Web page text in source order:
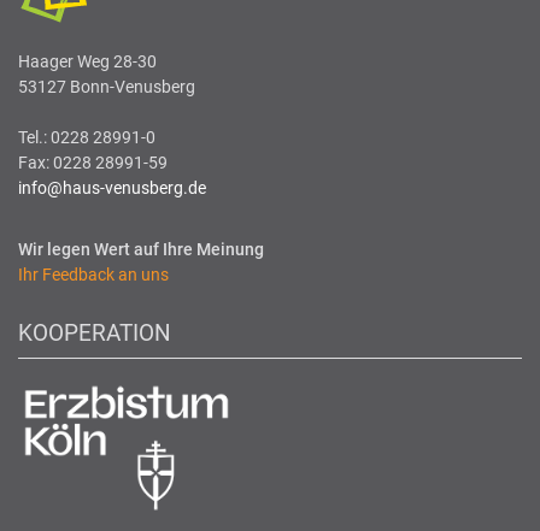
Haager Weg 28-30
53127 Bonn-Venusberg
Tel.: 0228 28991-0
Fax: 0228 28991-59
info@haus-venusberg.de
Wir legen Wert auf Ihre Meinung
Ihr Feedback an uns
KOOPERATION